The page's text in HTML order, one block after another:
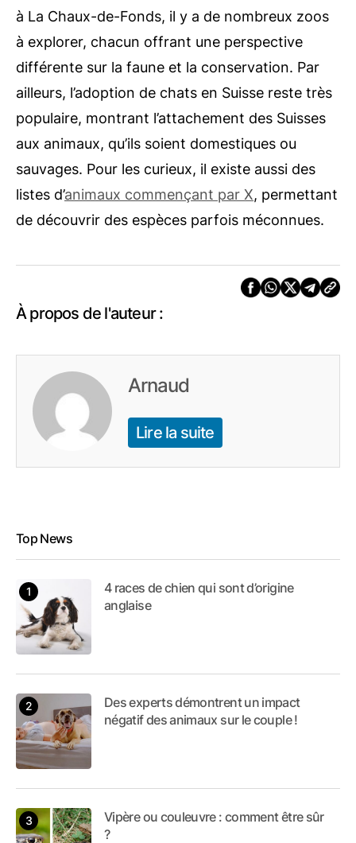
à La Chaux-de-Fonds, il y a de nombreux zoos
à explorer, chacun offrant une perspective
différente sur la faune et la conservation. Par
ailleurs, l’adoption de chats en Suisse reste très
populaire, montrant l’attachement des Suisses
aux animaux, qu’ils soient domestiques ou
sauvages. Pour les curieux, il existe aussi des
listes d’animaux commençant par X, permettant
de découvrir des espèces parfois méconnues.
À propos de l'auteur :
Arnaud
Lire la suite
Top News
4 races de chien qui sont d’origine
anglaise
Des experts démontrent un impact
négatif des animaux sur le couple !
Vipère ou couleuvre : comment être sûr
?